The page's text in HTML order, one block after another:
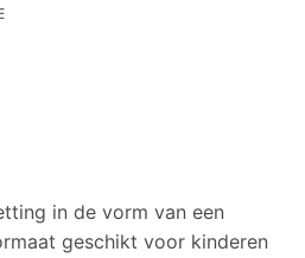
in de vorm van een
geschikt voor kinderen